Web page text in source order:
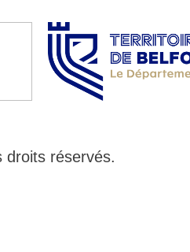
droits réservés.